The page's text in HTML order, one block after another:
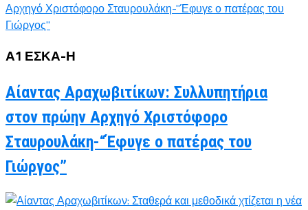
Α1 ΕΣΚΑ-Η
Αίαντας Αραχωβιτίκων: Συλλυπητήρια
στον πρώην Αρχηγό Χριστόφορο
Σταυρουλάκη-“Έφυγε ο πατέρας του
Γιώργος”